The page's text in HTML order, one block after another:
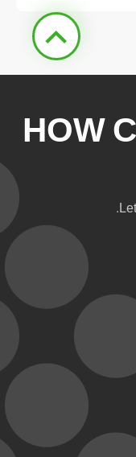
HOW